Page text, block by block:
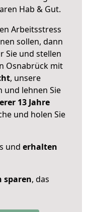
Hab & Gut.
Arbeitsstress
sollen, dann
Sie und stellen
Osnabrück mit
, unsere
und lehnen Sie
13 Jahre
und holen Sie
und erhalten
sparen, das